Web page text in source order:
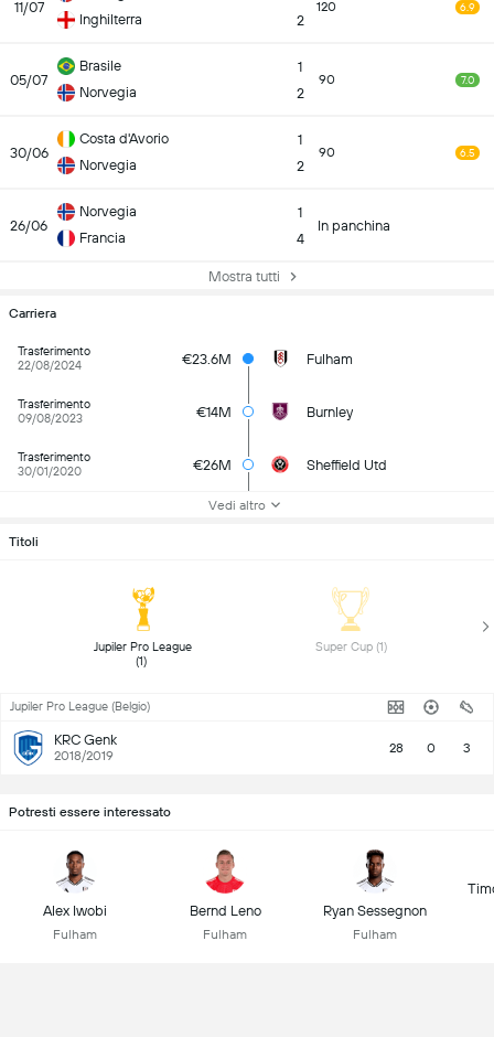
11/07
Inghilterra
2
120 6.9
05/07
Brasile
Norvegia
1
2
90 7.0
30/06
Costa d'Avorio
Norvegia
1
2
90 6.5
26/06
Norvegia
Francia
1
4
In panchina
Mostra tutti
Carriera
Trasferimento
22/08/2024
€23.6M Fulham
Trasferimento
09/08/2023
€14M Burnley
Trasferimento
30/01/2020
€26M Sheffield Utd
Vedi altro
Titoli
Jupiler Pro League
Super Cup (1)
Jupiler Pro League (Belgio)
KRC Genk
2018/2019 28 0 3
Potresti essere interessato
Alex Iwobi
Fulham
Bernd Leno
Fulham
Ryan Sessegnon
Fulham